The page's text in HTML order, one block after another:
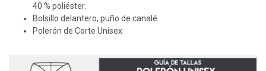
40 % poliéster.
Bolsillo delantero, puño de canalé
Polerón de Corte Unisex